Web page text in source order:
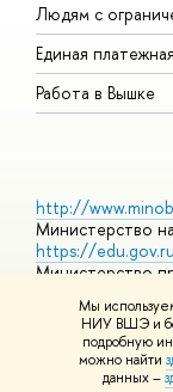
Мы
НИУ ВШЭ и
подробную
можно найти
данных –
Людям с
Единая
Работа в Вышке
http://
Министерство
https://
Министерство
https://
Массовые
© НИУ ВШЭ